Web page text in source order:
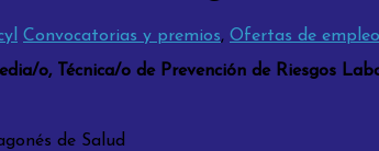
Convocatorias y premios, Ofertas de empleo
o, Técnica/o de Prevención de Riesgos
de Salud